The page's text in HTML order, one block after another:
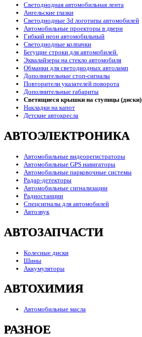
Светодиодная автомобильная лента
Ангельские глазки
Светодиодные 3d логотипы автомобилей
Автомобильные проекторы в двери
Гибкий неон автомобильный
Светодиодные колпачки
Бегущие строки для автомобилей.
Эквалайзеры на стекло автомобиля
Обманки для светодиодных автоламп
Дополнительные стоп-сигналы
Повторители указателей поворота
Дополнительные габариты
Светящиеся крышки на ступицы (диски)
Накладки на капот
Детские автокресла
АВТОЭЛЕКТРОНИКА
Автомобильные видеорегистраторы
Автомобильные GPS навигаторы
Автомобильные парковочные системы
Радар-детекторы
Автомобильные сигнализации
Радиостанции
Спецсигналы для автомобилей
Автозвук
АВТОЗАПЧАСТИ
Колесные диски
Шины
Аккумуляторы
АВТОХИМИЯ
Автомобильные масла
РАЗНОЕ